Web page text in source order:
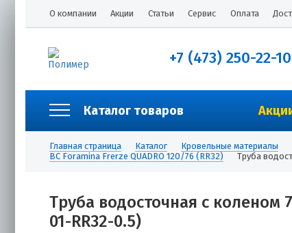
О компании Акции Статьи Сервис Оплата
+7 (473) 250-22-10
Каталог товаров
Главная страница Каталог Кровельные материалы
ВС Foramina Frerze QUADRO 120/76 (RR32)
Труба
Труба водосточная с коленом
01-RR32-0.5)